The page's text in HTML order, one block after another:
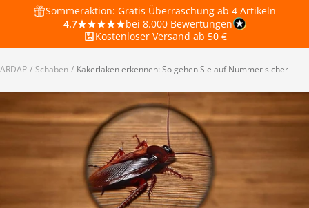
Inhalt
Sommeraktion: Gratis Überraschung ab 4 Artikeln
4.7
bei 8.000 Bewertungen
Kostenloser Versand ab 50 €
ARDAP Schaben Kakerlaken erkennen: So gehen Sie auf Nummer sicher